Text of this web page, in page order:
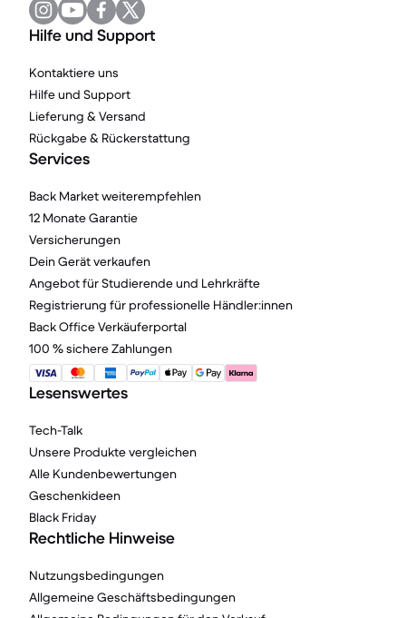
Hilfe und Support
Kontaktiere uns
Hilfe und Support
Lieferung & Versand
Rückgabe & Rückerstattung
Services
Back Market weiterempfehlen
12 Monate Garantie
Versicherungen
Dein Gerät verkaufen
Angebot für Studierende und Lehrkräfte
Registrierung für professionelle Händler:innen
Back Office Verkäuferportal
100 % sichere Zahlungen
Lesenswertes
Tech-Talk
Unsere Produkte vergleichen
Alle Kundenbewertungen
Geschenkideen
Black Friday
Rechtliche Hinweise
Nutzungsbedingungen
Allgemeine Geschäftsbedingungen